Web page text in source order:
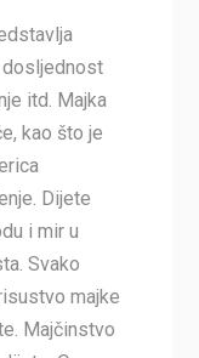
dosljednost
itd. Majka
kao što je
Dijete
i mir u
Svako
majke
Majčinstvo